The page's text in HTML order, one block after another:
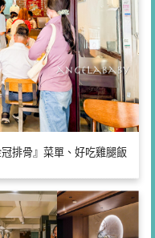
排骨』菜單、好吃雞腿飯